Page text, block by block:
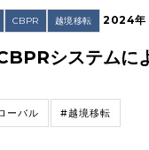
CBPR 越境移転 2024年
システムに
ーバル #越境移転